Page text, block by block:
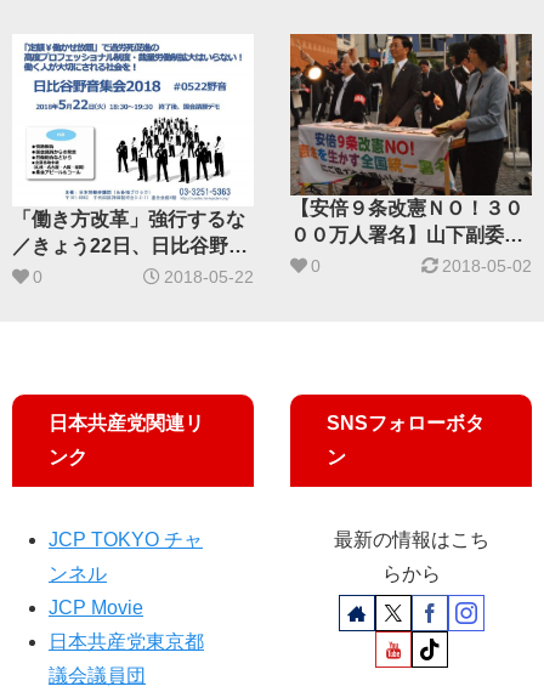
「働き方改革」強行するな
／きょう22日、日比谷野音
で大集会
0 2018-05-22
【安倍９条改憲ＮＯ！３０
００万人署名】山下副委員
長、里吉ゆみ都議ら宣伝
0 2018-05-02
日本共産党関連リ
ンク
JCP TOKYO チャ
ンネル
JCP Movie
日本共産党東京都
議会議員団
SNSフォローボタ
ン
最新の情報はこち
らから